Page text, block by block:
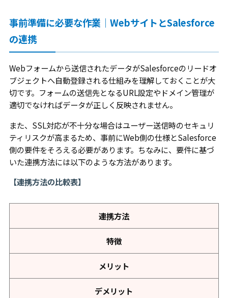
事前準備に必要な作業｜WebサイトとSalesforce
の連携
Webフォームから送信されたデータがSalesforceのリードオ
ブジェクトへ自動登録される仕組みを理解しておくことが大
切です。フォームの送信先となるURL設定やドメイン管理が
適切でなければデータが正しく反映されません。
また、SSL対応が不十分な場合はユーザー送信時のセキュリ
ティリスクが高まるため、事前にWeb側の仕様とSalesforce
側の要件をそろえる必要があります。ちなみに、要件に基づ
いた連携方法には以下のような方法があります。
【連携方法の比較表】
連携方法
特徴
メリット
デメリット